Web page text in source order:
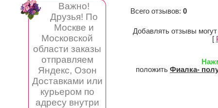
Важно!
Друзья! По
Москве и
Московской
области заказы
отправляем
Яндекс, Озон
Доставками или
курьером по
адресу внутри
Всего отзывов: 0
Добавлять отзывы
[
положить Фиалка-